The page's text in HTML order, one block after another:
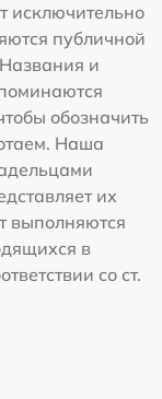
исключительно
публичной
и
обозначить
Наша
их
выполняются
в
со ст.